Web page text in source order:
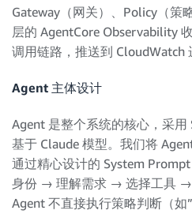
Gateway（网关）、Policy（策
层的 AgentCore Observability
调用链路，推送到 CloudWatch
Agent 主体设计
Agent 是整个系统的核心，采用
基于 Claude 模型。我们将
通过精心设计的 System
身份 → 理解需求 → 选择工具 →
Agent 不直接执行策略判断（如